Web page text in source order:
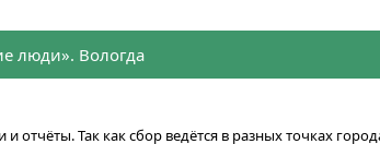
люди». Вологда
отчёты. Так как сбор ведётся в разных точках